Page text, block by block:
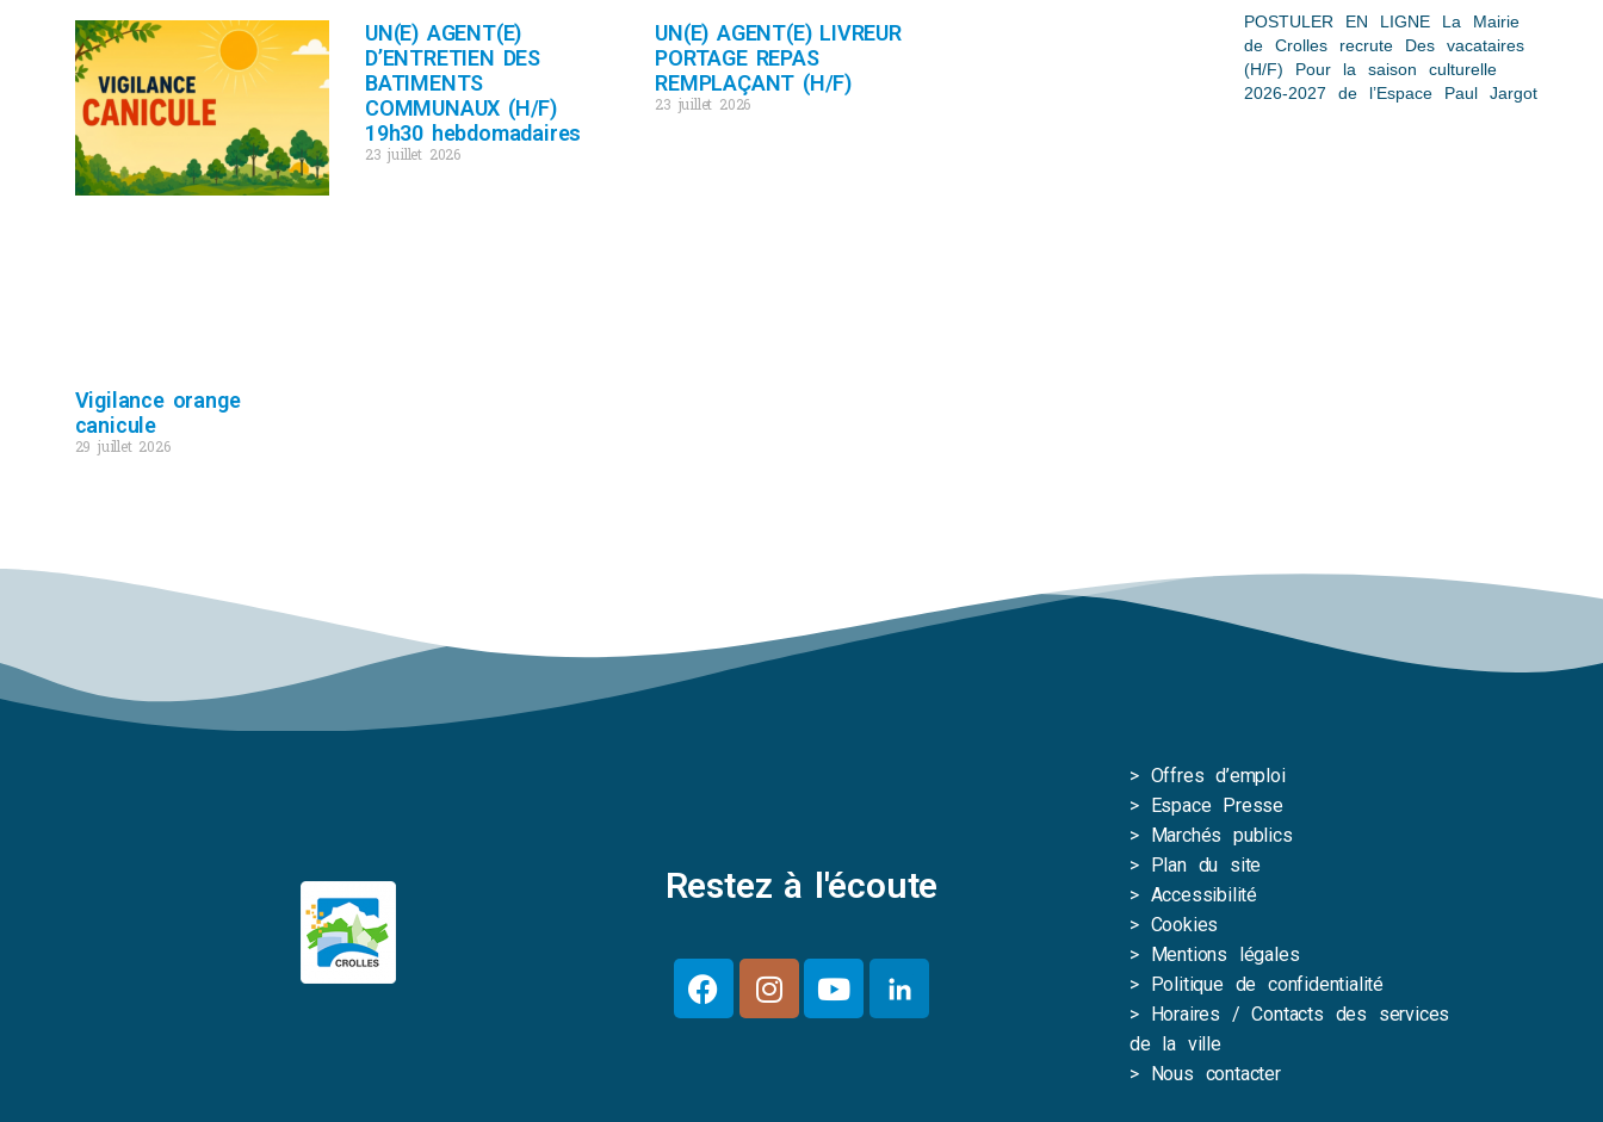
Vigilance orange
canicule
29 juillet 2026
UN(E) AGENT(E)
D’ENTRETIEN DES
BATIMENTS
COMMUNAUX (H/F)
19h30 hebdomadaires
23 juillet 2026
UN(E) AGENT(E) LIVREUR
PORTAGE REPAS
REMPLAÇANT (H/F)
23 juillet 2026
POSTULER EN LIGNE La Mairie
de Crolles recrute Des vacataires
(H/F) Pour la saison culturelle
2026-2027 de l’Espace Paul Jargot
Restez à l'écoute
> Offres d’emploi
> Espace Presse
> Marchés publics
> Plan du site
> Accessibilité
> Cookies
> Mentions légales
> Politique de confidentialité
> Horaires / Contacts des services
de la ville
> Nous contacter